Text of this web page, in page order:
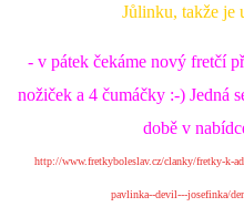
Jůlinku, takže je
- v pátek čekáme nový fretčí
nožiček a 4 čumáčky :-) Jedná
době v
http://www.fretkyboleslav.cz/clanky/fretky-k-
pavlinka--devil---josefinka/